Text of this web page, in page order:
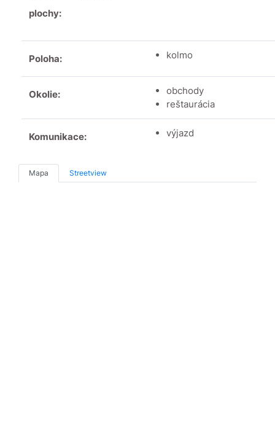
plochy:
Poloha: kolmo
Okolie:
obchody
reštaurácia
Komunikace: výjazd
Mapa Streetview